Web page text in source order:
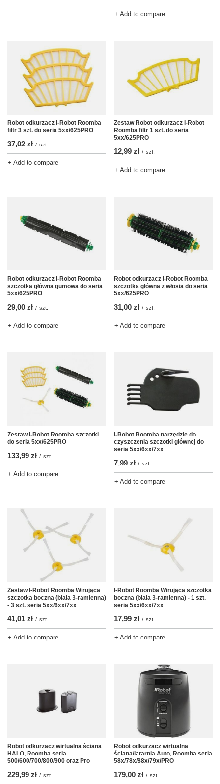
+ Add to compare
Robot odkurzacz I-Robot Roomba
filtr 3 szt. do seria 5xx/625PRO
37,02 zł / szt.
+ Add to compare
Zestaw Robot odkurzacz I-Robot
Roomba filtr 1 szt. do seria
5xx/625PRO
12,99 zł / szt.
+ Add to compare
Robot odkurzacz I-Robot Roomba
szczotka główna gumowa do seria
5xx/625PRO
29,00 zł / szt.
+ Add to compare
Robot odkurzacz I-Robot Roomba
szczotka główna z włosia do seria
5xx/625PRO
31,00 zł / szt.
+ Add to compare
Zestaw I-Robot Roomba szczotki
do seria 5xx/625PRO
133,99 zł / szt.
+ Add to compare
I-Robot Roomba narzędzie do
czyszczenia szczotki głównej do
seria 5xx/6xx/7xx
7,99 zł / szt.
+ Add to compare
Zestaw I-Robot Roomba Wirująca
szczotka boczna (biała 3-ramienna)
- 3 szt. seria 5xx/6xx/7xx
41,01 zł / szt.
+ Add to compare
I-Robot Roomba Wirująca szczotka
boczna (biała 3-ramienna) - 1 szt.
seria 5xx/6xx/7xx
17,99 zł / szt.
+ Add to compare
Robot odkurzacz wirtualna ściana
HALO, Roomba seria
500/600/700/800/900 oraz Pro
229,99 zł / szt.
Robot odkurzacz wirtualna
ściana/latarnia Auto, Roomba seria
58x/78x/88x/79x/PRO
179,00 zł / szt.